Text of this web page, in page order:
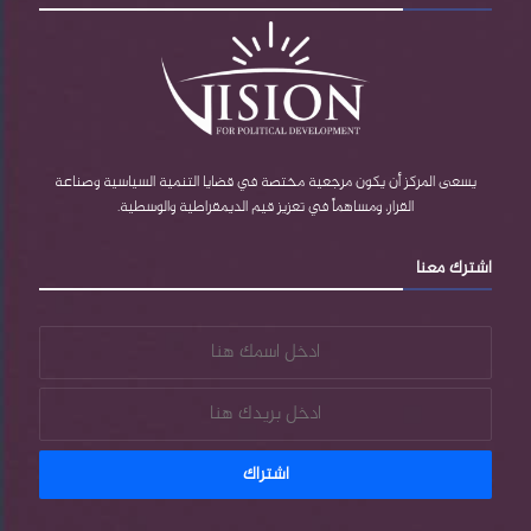
مصالحها الإستراتيجية دون الانجرار إلى مواجهة مباشرة.
أستاذ دكتور مساعد في جامعة نجم الدين أربكان بقسم
العلوم السياسية والعلاقات الدولية
من الواضح أن دول المنطقة في ظل التطورات الإقليمية، تتبنى
مبدأ عدم التصعيد بما يتماشى مع مصالحها الوطنية. وتُظهر
الدول في الشرق الأوسط ردود فعل دفاعية وأمنية أمام مناخ
الحرب المتصاعد، بينما تتبع غالبيتها سياسات مؤيدة للغرب،
خاصة تلك الدول المنضوية تحت التحالف الأميركي-الغربي،
فيما تنتهج الدول خارج هذا التحالف سياسات أقرب إلى روسيا
والصين. أمّا تركيا، فتتعامل مع القضية الفلسطينية من
يسعى المركز أن يكون مرجعية مختصة في قضايا التنمية السياسية وصناعة
القرار، ومساهماً في تعزيز قيم الديمقراطية والوسطية.
اشترك معنا